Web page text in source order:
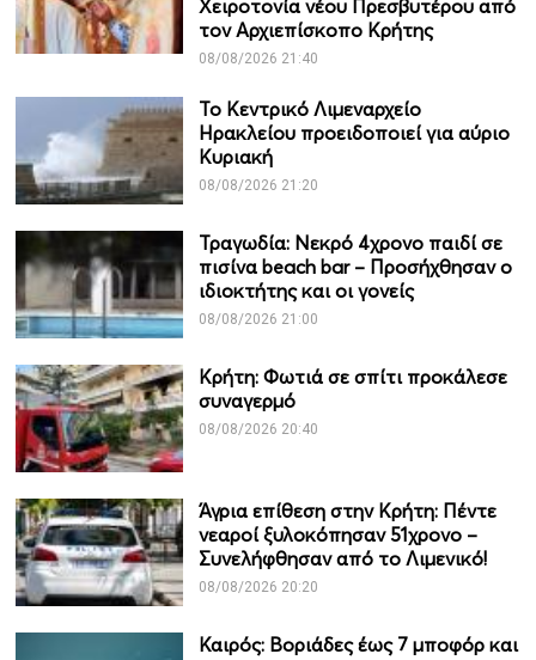
Χειροτονία νέου Πρεσβυτέρου από
τον Αρχιεπίσκοπο Κρήτης
08/08/2026 21:40
Το Κεντρικό Λιμεναρχείο
Ηρακλείου προειδοποιεί για αύριο
Κυριακή
08/08/2026 21:20
Τραγωδία: Νεκρό 4χρονο παιδί σε
πισίνα beach bar – Προσήχθησαν ο
ιδιοκτήτης και οι γονείς
08/08/2026 21:00
Κρήτη: Φωτιά σε σπίτι προκάλεσε
συναγερμό
08/08/2026 20:40
Άγρια επίθεση στην Κρήτη: Πέντε
νεαροί ξυλοκόπησαν 51χρονο –
Συνελήφθησαν από το Λιμενικό!
08/08/2026 20:20
Καιρός: Βοριάδες έως 7 μποφόρ και